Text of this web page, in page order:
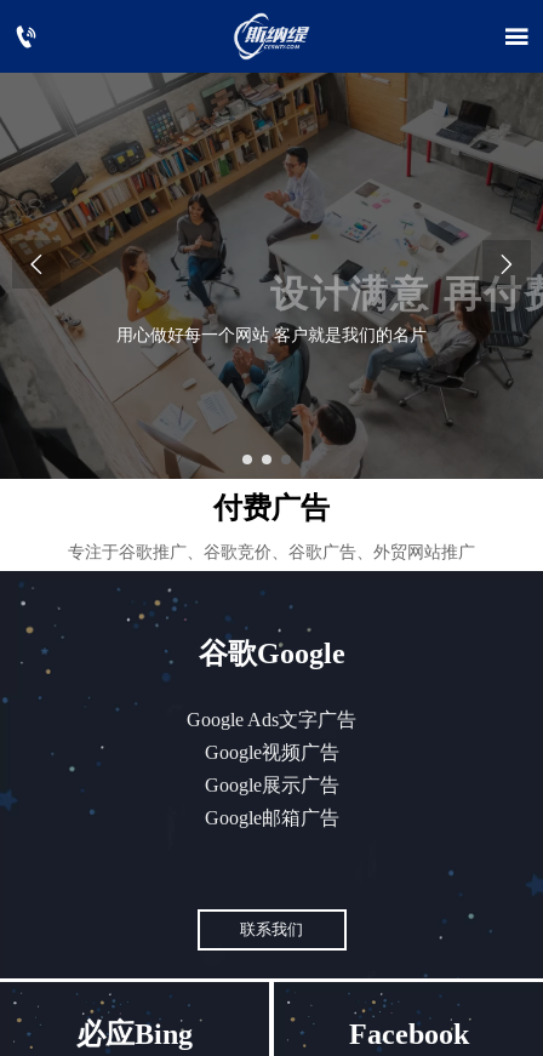
 
设计满意 再付费
用心做好每一个网站 客户就是我们的名片
 
付费广告
专注于谷歌推广、谷歌竞价、谷歌广告、外贸网站推广
谷歌Google
Google Ads文字广告
Google视频广告
Google展示广告
Google邮箱广告
联系我们
必应Bing Facebook